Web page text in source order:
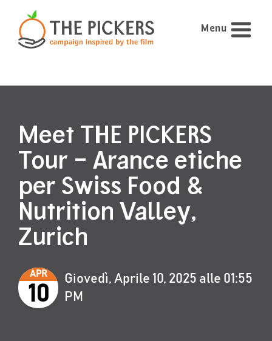
Menu
Meet THE PICKERS
Tour – Arance etiche
per Swiss Food &
Nutrition Valley,
Zurich
APR
10
Giovedì, Aprile 10, 2025 alle 01:55
PM